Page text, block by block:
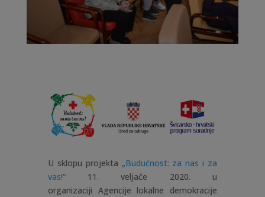
U sklopu projekta „Budućnost: za nas i za
vas!“11. veljače 2020. u
organizaciji Agencije lokalne demokracije